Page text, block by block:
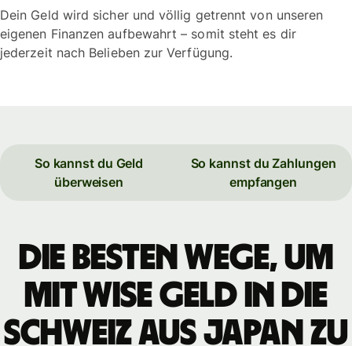
Dein Geld wird sicher und völlig getrennt von unseren
eigenen Finanzen aufbewahrt – somit steht es dir
jederzeit nach Belieben zur Verfügung.
So kannst du Geld
überweisen
So kannst du Zahlungen
empfangen
Die besten Wege, um
mit WISE Geld in die
Schweiz aus Japan zu